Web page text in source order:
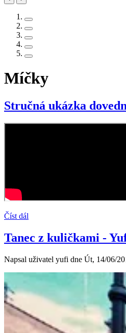
Míčky
Stručná ukázka
Číst dál
Tanec z kuličkami -
Napsal uživatel yufi dne Út, 14/06/